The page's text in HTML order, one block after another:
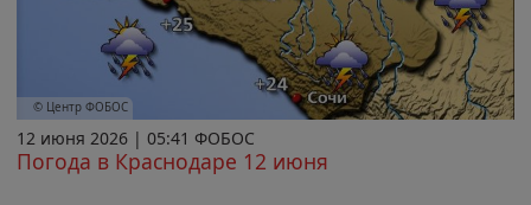
© Центр ФОБОС
12 июня 2026 | 05:41 ФОБОС
Погода в Краснодаре 12 июня